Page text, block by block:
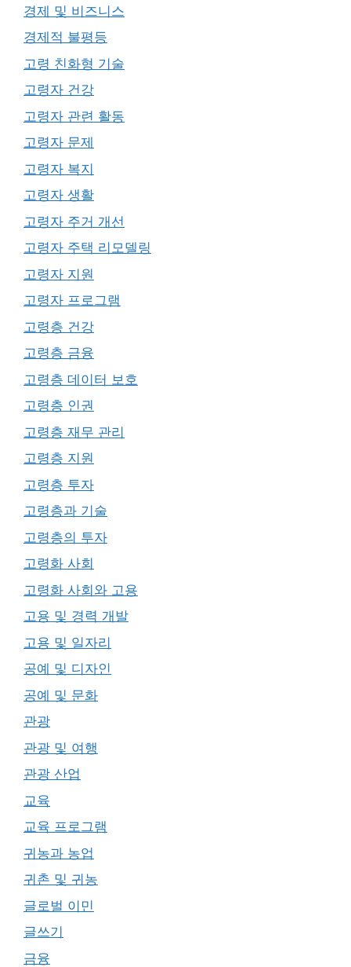
경제 및 비즈니스
경제적 불평등
고령 친화형 기술
고령자 건강
고령자 관련 활동
고령자 문제
고령자 복지
고령자 생활
고령자 주거 개선
고령자 주택 리모델링
고령자 지원
고령자 프로그램
고령층 건강
고령층 금융
고령층 데이터 보호
고령층 인권
고령층 재무 관리
고령층 지원
고령층 투자
고령층과 기술
고령층의 투자
고령화 사회
고령화 사회와 고용
고용 및 경력 개발
고용 및 일자리
공예 및 디자인
공예 및 문화
관광
관광 및 여행
관광 산업
교육
교육 프로그램
귀농과 농업
귀촌 및 귀농
글로벌 이민
글쓰기
금융